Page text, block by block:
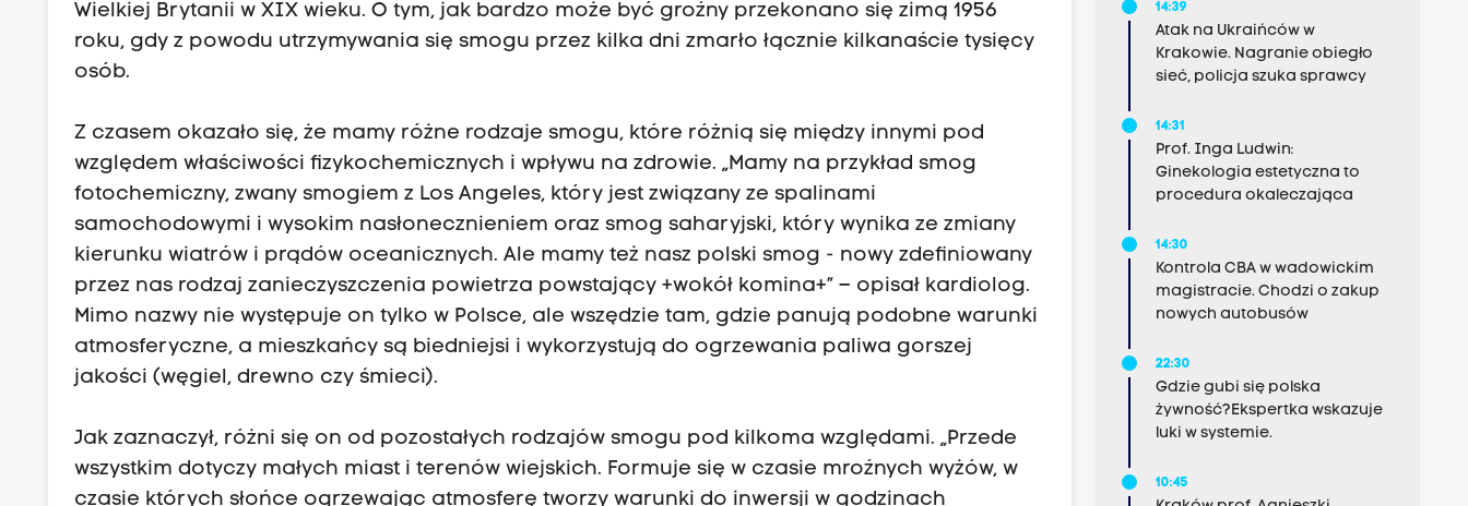
Wielkiej Brytanii w XIX wieku. O tym, jak bardzo może być groźny przekonano się zimą 1956
roku, gdy z powodu utrzymywania się smogu przez kilka dni zmarło łącznie kilkanaście tysięcy
osób.
Z czasem okazało się, że mamy różne rodzaje smogu, które różnią się między innymi pod
względem właściwości fizykochemicznych i wpływu na zdrowie. „Mamy na przykład smog
fotochemiczny, zwany smogiem z Los Angeles, który jest związany ze spalinami
samochodowymi i wysokim nasłonecznieniem oraz smog saharyjski, który wynika ze zmiany
kierunku wiatrów i prądów oceanicznych. Ale mamy też nasz polski smog - nowy zdefiniowany
przez nas rodzaj zanieczyszczenia powietrza powstający +wokół komina+” – opisał kardiolog.
Mimo nazwy nie występuje on tylko w Polsce, ale wszędzie tam, gdzie panują podobne warunki
atmosferyczne, a mieszkańcy są biedniejsi i wykorzystują do ogrzewania paliwa gorszej
jakości (węgiel, drewno czy śmieci).
Jak zaznaczył, różni się on od pozostałych rodzajów smogu pod kilkoma względami. „Przede
wszystkim dotyczy małych miast i terenów wiejskich. Formuje się w czasie mroźnych wyżów, w
czasie których słońce ogrzewając atmosferę tworzy warunki do inwersji w godzinach
14:39
Atak na Ukraińców w
Krakowie. Nagranie obiegło
sieć, policja szuka sprawcy
14:31
Prof. Inga Ludwin:
Ginekologia estetyczna to
procedura okaleczająca
14:30
Kontrola CBA w wadowickim
magistracie. Chodzi o zakup
nowych autobusów
22:30
Gdzie gubi się polska
żywność?Ekspertka wskazuje
luki w systemie.
10:45